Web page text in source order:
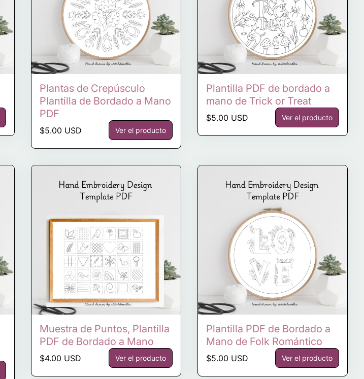
Plantas de Crepúsculo
Plantilla de Bordado a Mano
PDF
Precio normal
$5.00 USD Ver el producto
Plantilla PDF de bordado a
mano de Trick or Treat
Precio normal
$5.00 USD Ver el producto
Muestra de Puntos, Plantilla
PDF de Bordado a Mano
Precio normal
$4.00 USD Ver el producto
Plantilla PDF de Bordado a
Mano de Folk Romántico
Precio normal
$5.00 USD Ver el producto